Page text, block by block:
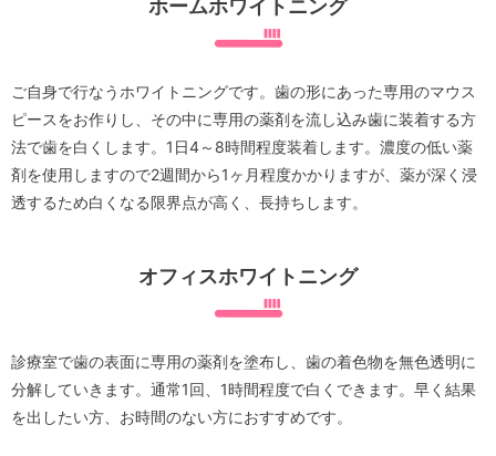
ホームホワイトニング
ご自身で行なうホワイトニングです。歯の形にあった専用のマウス
ピースをお作りし、その中に専用の薬剤を流し込み歯に装着する方
法で歯を白くします。1日4～8時間程度装着します。濃度の低い薬
剤を使用しますので2週間から1ヶ月程度かかりますが、薬が深く浸
透するため白くなる限界点が高く、長持ちします。
オフィスホワイトニング
診療室で歯の表面に専用の薬剤を塗布し、歯の着色物を無色透明に
分解していきます。通常1回、1時間程度で白くできます。早く結果
を出したい方、お時間のない方におすすめです。